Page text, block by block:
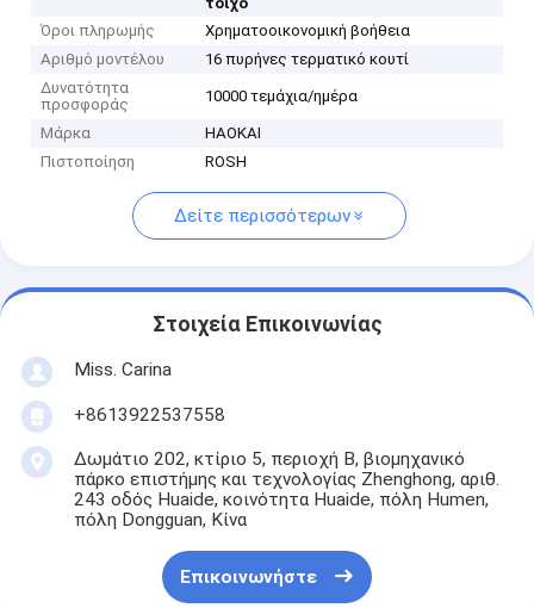
Όροι πληρωμής
Χρηματοοικονομική βοήθεια
Αριθμό μοντέλου
16 πυρήνες τερματικό κουτί
Δυνατότητα
προσφοράς
10000 τεμάχια/ημέρα
Μάρκα
HAOKAI
Πιστοποίηση
ROSH
Δείτε περισσότερων
Στοιχεία Επικοινωνίας
Miss. Carina
+8613922537558
Δωμάτιο 202, κτίριο 5, περιοχή Β, βιομηχανικό
πάρκο επιστήμης και τεχνολογίας Zhenghong, αριθ.
243 οδός Huaide, κοινότητα Huaide, πόλη Humen,
πόλη Dongguan, Κίνα
Επικοινωνήστε